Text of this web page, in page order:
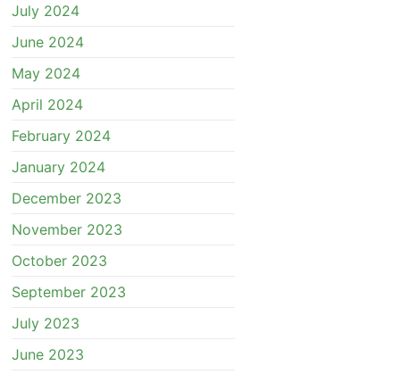
July 2024
June 2024
May 2024
April 2024
February 2024
January 2024
December 2023
November 2023
October 2023
September 2023
July 2023
June 2023